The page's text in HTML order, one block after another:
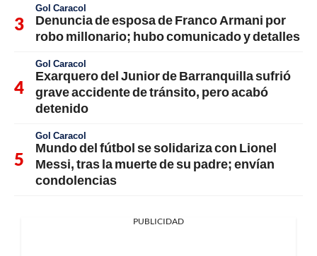
Gol Caracol
Denuncia de esposa de Franco Armani por
robo millonario; hubo comunicado y detalles
Gol Caracol
Exarquero del Junior de Barranquilla sufrió
grave accidente de tránsito, pero acabó
detenido
Gol Caracol
Mundo del fútbol se solidariza con Lionel
Messi, tras la muerte de su padre; envían
condolencias
PUBLICIDAD